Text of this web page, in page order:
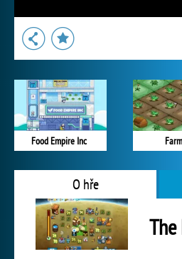
Food Empire Inc
O hře